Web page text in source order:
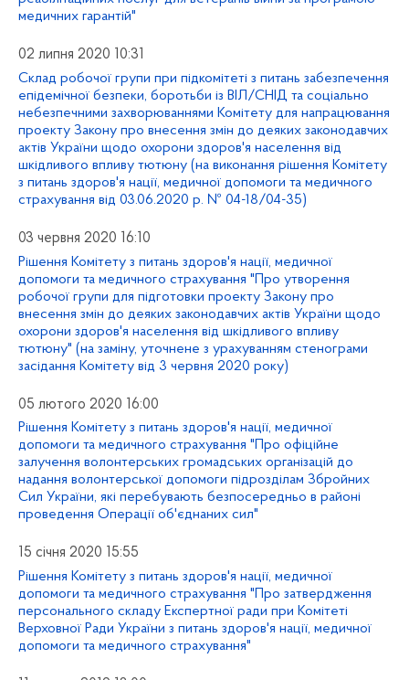
медичних гарантій"
02 липня 2020 10:31
Склад робочої групи при підкомітеті з питань забезпечення
епідемічної безпеки, боротьби із ВІЛ/СНІД та соціально
небезпечними захворюваннями Комітету для напрацювання
проекту Закону про внесення змін до деяких законодавчих
актів України щодо охорони здоров'я населення від
шкідливого впливу тютюну (на виконання рішення Комітету
з питань здоров'я нації, медичної допомоги та медичного
страхування від 03.06.2020 р. № 04-18/04-35)
03 червня 2020 16:10
Рішення Комітету з питань здоров'я нації, медичної
допомоги та медичного страхування "Про утворення
робочої групи для підготовки проекту Закону про
внесення змін до деяких законодавчих актів України щодо
охорони здоров'я населення від шкідливого впливу
тютюну" (на заміну, уточнене з урахуванням стенограми
засідання Комітету від 3 червня 2020 року)
05 лютого 2020 16:00
Рішення Комітету з питань здоров'я нації, медичної
допомоги та медичного страхування "Про офіційне
залучення волонтерських громадських організацій до
надання волонтерської допомоги підрозділам Збройних
Сил України, які перебувають безпосередньо в районі
проведення Операції об'єднаних сил"
15 січня 2020 15:55
Рішення Комітету з питань здоров'я нації, медичної
допомоги та медичного страхування "Про затвердження
персонального складу Експертної ради при Комітеті
Верховної Ради України з питань здоров'я нації, медичної
допомоги та медичного страхування"